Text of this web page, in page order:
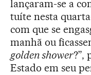
lançaram-se a
tuíte nesta
com que se
manhã ou
golden shower?”,
Estado em seu